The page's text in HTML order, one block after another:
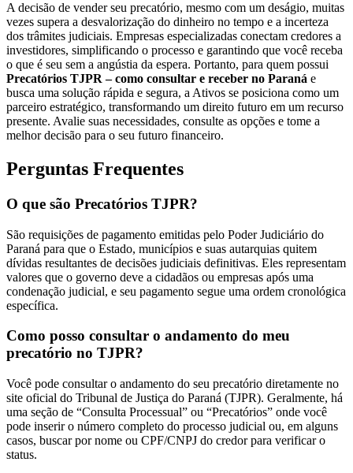
A decisão de vender seu precatório, mesmo com um deságio, muitas
vezes supera a desvalorização do dinheiro no tempo e a incerteza
dos trâmites judiciais. Empresas especializadas conectam credores a
investidores, simplificando o processo e garantindo que você receba
o que é seu sem a angústia da espera. Portanto, para quem possui
Precatórios TJPR – como consultar e receber no Paraná e
busca uma solução rápida e segura, a Ativos se posiciona como um
parceiro estratégico, transformando um direito futuro em um recurso
presente. Avalie suas necessidades, consulte as opções e tome a
melhor decisão para o seu futuro financeiro.
Perguntas Frequentes
O que são Precatórios TJPR?
São requisições de pagamento emitidas pelo Poder Judiciário do
Paraná para que o Estado, municípios e suas autarquias quitem
dívidas resultantes de decisões judiciais definitivas. Eles representam
valores que o governo deve a cidadãos ou empresas após uma
condenação judicial, e seu pagamento segue uma ordem cronológica
específica.
Como posso consultar o andamento do meu
precatório no TJPR?
Você pode consultar o andamento do seu precatório diretamente no
site oficial do Tribunal de Justiça do Paraná (TJPR). Geralmente, há
uma seção de “Consulta Processual” ou “Precatórios” onde você
pode inserir o número completo do processo judicial ou, em alguns
casos, buscar por nome ou CPF/CNPJ do credor para verificar o
status.